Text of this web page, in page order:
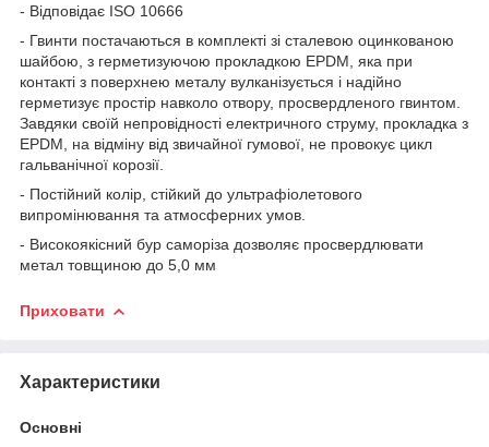
- Відповідає ІSO 10666
- Гвинти постачаються в комплекті зі сталевою оцинкованою
шайбою, з герметизуючою прокладкою EPDM, яка при
контакті з поверхнею металу вулканізується і надійно
герметизує простір навколо отвору, просвердленого гвинтом.
Завдяки своїй непровідності електричного струму, прокладка з
EPDM, на відміну від звичайної гумової, не провокує цикл
гальванічної корозії.
- Постійний колір, стійкий до ультрафіолетового
випромінювання та атмосферних умов.
- Високоякісний бур саморіза дозволяє просвердлювати
метал товщиною до 5,0 мм
Приховати
Характеристики
Основні